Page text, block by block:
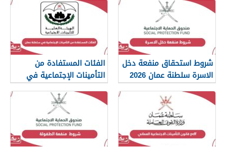
شروط استحقاق منفعة دخل
الاسرة سلطنة عمان 2026
الفئات المستفادة من
التأمينات الإجتماعية في
سلطنة عمان 2026